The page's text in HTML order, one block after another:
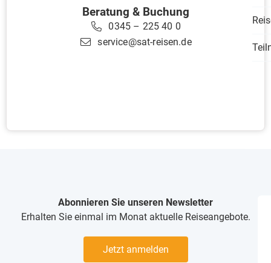
Beratung & Buchung
0345 – 225 40 0
service@sat-reisen.de
Abonnieren Sie unseren Newsletter
Erhalten Sie einmal im Monat aktuelle Reiseangebote.
Jetzt anmelden